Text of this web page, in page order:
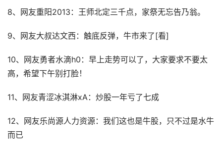
8、网友重阳2013：王师北定三千点，家祭无忘告乃翁。
9、网友大叔达文西：触底反弹，牛市来了[看]
10、网友勇者水滴h0：早上走势可以了，大家要求不要太
高，希望下午别打脸！
11、网友青涩冰淇淋xA：炒股一年亏了七成
12、网友乐尚源人力资源：我们这也是牛股，只不过是水牛
而已